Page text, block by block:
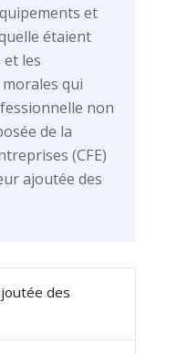
et
étaient
les
qui
non
de la
(CFE)
ajoutée des
des